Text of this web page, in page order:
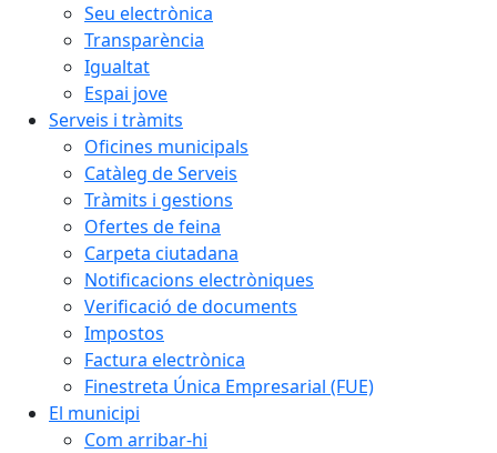
Seu electrònica
Transparència
Igualtat
Espai jove
Serveis i tràmits
Oficines municipals
Catàleg de Serveis
Tràmits i gestions
Ofertes de feina
Carpeta ciutadana
Notificacions electròniques
Verificació de documents
Impostos
Factura electrònica
Finestreta Única Empresarial (FUE)
El municipi
Com arribar-hi